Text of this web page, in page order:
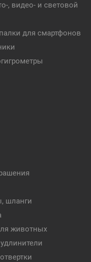
, видео- и световой
для смартфонов
шланги
животных